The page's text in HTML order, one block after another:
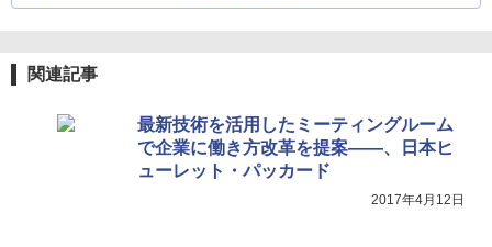
関連記事
最新技術を活用したミーティングルーム
で企業に働き方改革を提案――、日本ヒ
ューレット・パッカード
2017年4月12日